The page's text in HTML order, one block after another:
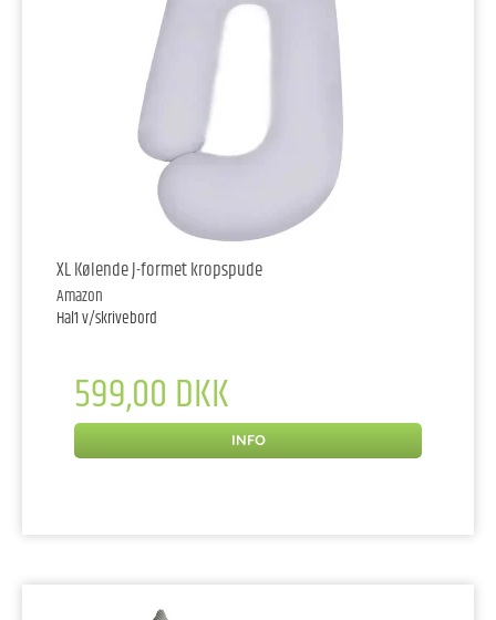
XL Kølende J-formet kropspude
Amazon
Hal1 v/skrivebord
599,00 DKK
INFO